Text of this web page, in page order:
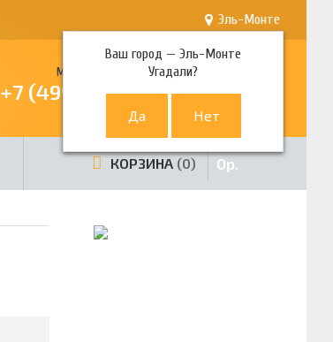
Эль-Монте
Ваш город —Эль-Монте
Угадали?
Многоканальный телефон
+7 (499) 380-80-80
КОРЗИНА 0 0р.